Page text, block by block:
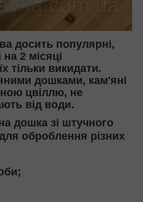
досить популярні,
2 місяці
тільки викидати.
дошками, кам'яні
цвіллю, не
від води.
дошка зі штучного
оброблення різних